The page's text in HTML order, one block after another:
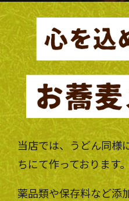
当店では、うどん同様
ちにて作っております。
薬品類や保存料など添